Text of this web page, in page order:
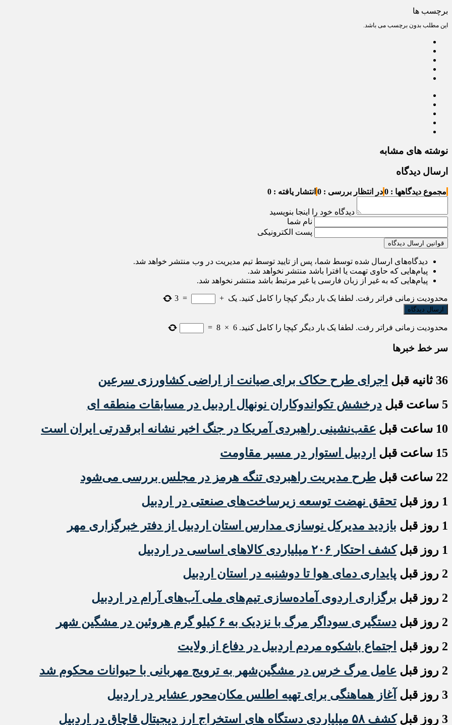
برچسب ها
این مطلب بدون برچسب می باشد.
نوشته های مشابه
ارسال دیدگاه
مجموع دیدگاهها : 0 در انتظار بررسی : 0 انتشار یافته : 0
دیدگاه خود را اینجا بنویسید
نام شما
پست الکترونیکی
قوانین ارسال دیدگاه
دیدگاه‌های ارسال شده توسط شما، پس از تایید توسط تیم مدیریت در وب منتشر خواهد شد.
پیام‌هایی که حاوی تهمت یا افترا باشد منتشر نخواهد شد.
پیام‌هایی که به غیر از زبان فارسی یا غیر مرتبط باشد منتشر نخواهد شد.
محدودیت زمانی فراتر رفت. لطفا یک بار دیگر کپچا را کامل کنید. یک +
=
3
محدودیت زمانی فراتر رفت. لطفا یک بار دیگر کپچا را کامل کنید. 6
×
8
=
سر خط خبرها
36 ثانیه قبل
اجرای طرح حکاک برای صیانت از اراضی کشاورزی سرعین
5 ساعت قبل
درخشش تکواندوکاران نونهال اردبیل در مسابقات منطقه ای
10 ساعت قبل
عقب‌نشینی راهبردی آمریکا در جنگ اخیر نشانه ابرقدرتی ایران است
15 ساعت قبل
اردبیل استوار در مسیر مقاومت
22 ساعت قبل
طرح مدیریت راهبردی تنگه هرمز در مجلس بررسی می‌شود
1 روز قبل
تحقق نهضت توسعه زیرساخت‌های صنعتی در اردبیل
1 روز قبل
بازدید مدیرکل نوسازی مدارس استان اردبیل از دفتر خبرگزاری مهر
1 روز قبل
کشف احتکار ۲۰۶ میلیاردی کالاهای اساسی در اردبیل
2 روز قبل
پایداری دمای هوا تا دوشنبه در استان اردبیل
2 روز قبل
برگزاری اردوی آماده‌سازی تیم‌های ملی آب‌های آرام در اردبیل
2 روز قبل
دستگیری سوداگر مرگ با نزدیک به ۶ کیلو گرم هروئین در مشگین شهر
2 روز قبل
اجتماع باشکوه مردم اردبیل در دفاع از ولایت
2 روز قبل
عامل مرگ خرس در مشگین‌شهر به ترویج مهربانی با حیوانات محکوم شد
3 روز قبل
آغاز هماهنگی برای تهیه اطلس مکان‌محور عشایر در اردبیل
3 روز قبل
کشف ۵۸ میلیاردی دستگاه های استخراج ارز دیجیتال قاچاق در اردبیل